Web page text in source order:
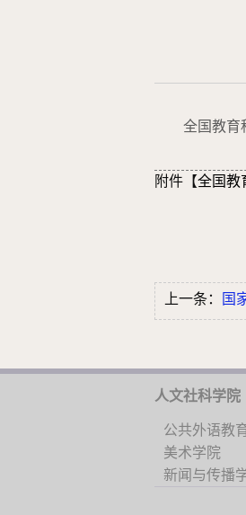
全国教育
附件【全国教
上一条： 国
人文社科学院
公共外语教
美术学院
新闻与传播